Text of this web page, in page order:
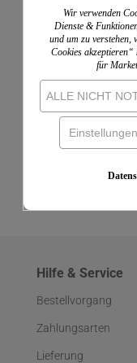
Sie der Erste, der
Wir nutzen
für die Einholung
Maßnahmen
sich um echte
Informationen
Hilfe & Service
Bestellvorgang
Zahlungsarten
Lieferung
Wir verwenden
Dienste &
und um zu verstehen,
Cookies akzeptieren“
für
ALLE NICHT
Einstellungen